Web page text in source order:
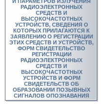
РАДИОЭЛЕКТРОННЫХ
СРЕДСТВ И
ВЫСОКОЧАСТОТНЫХ
УСТРОЙСТВ, СВЕДЕНИЯ О
КОТОРЫХ ПРИЛАГАЮТСЯ К
ЗАЯВЛЕНИЮ О РЕГИСТРАЦИИ
ЭТИХ СРЕДСТВ И УСТРОЙСТВ,
ФОРМ СВИДЕТЕЛЬСТВО
РЕГИСТРАЦИИ
РАДИОЭЛЕКТРОННЫХ
СРЕДСТВ И
ВЫСОКОЧАСТОТНЫХ
УСТРОЙСТВ И ФОРМ
СВИДЕТЕЛЬСТВ ОБ
ОБРАЗОВАНИИ ПОЗЫВНЫХ
СИГНАЛОВ ОПОЗНАВАНИЯ